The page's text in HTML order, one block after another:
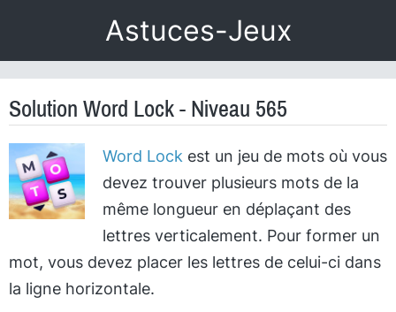
Astuces-Jeux
Solution Word Lock - Niveau 565
Word Lock est un jeu de mots où vous
devez trouver plusieurs mots de la
même longueur en déplaçant des
lettres verticalement. Pour former un
mot, vous devez placer les lettres de celui-ci dans
la ligne horizontale.